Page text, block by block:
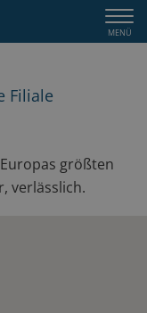
MENÜ
Filiale
größten
verlässlich.